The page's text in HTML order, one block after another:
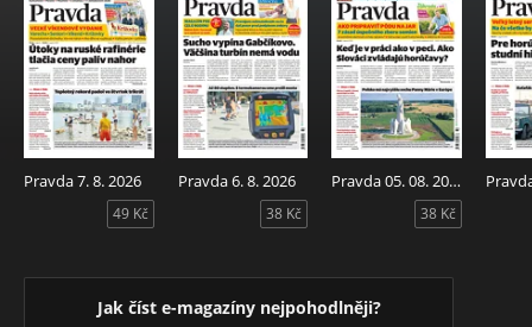
Pravda 7. 8. 2026
49 Kč
Pravda 6. 8. 2026
38 Kč
Pravda 05. 08. 2026
38 Kč
Jak číst e-magazíny nejpohodlněji?